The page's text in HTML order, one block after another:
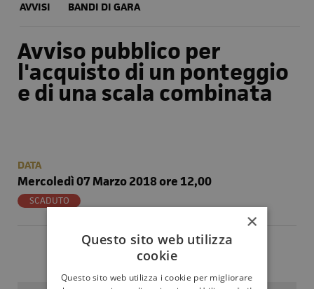
AVVISI BANDI DI GARA
Avviso pubblico per
l'acquisto di un ponteggio
e di una scala combinata
DATA
Mercoledì 07 Marzo 2018 ore 12,00
SCADUTO
×
Questo sito web utilizza
cookie
Questo sito web utilizza i cookie per migliorare